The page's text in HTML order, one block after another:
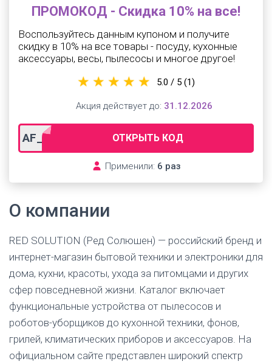
ПРОМОКОД - Скидка 10% на все!
Воспользуйтесь данным купоном и получите
скидку в 10% на все товары - посуду, кухонные
аксессуары, весы, пылесосы и многое другое!
AF_promocodo7tОТКРЫТЬ КОД
Применили: 6 раз
5.0 / 5 (1)
Акция действует до: 31.12.2026
О компании
RED SOLUTION (Ред Солюшен) — российский бренд и
интернет-магазин бытовой техники и электроники для
дома, кухни, красоты, ухода за питомцами и других
сфер повседневной жизни. Каталог включает
функциональные устройства от пылесосов и
роботов-уборщиков до кухонной техники, фонов,
грилей, климатических приборов и аксессуаров. На
официальном сайте представлен широкий спектр